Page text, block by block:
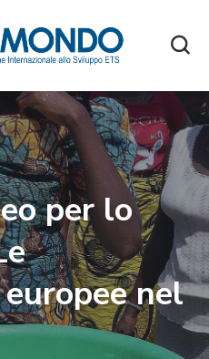
per lo
nel